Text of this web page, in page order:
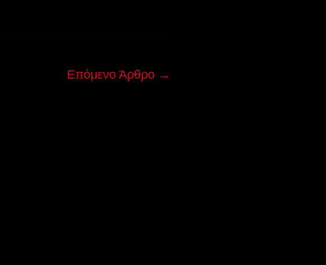
Επόμενο Άρθρο →